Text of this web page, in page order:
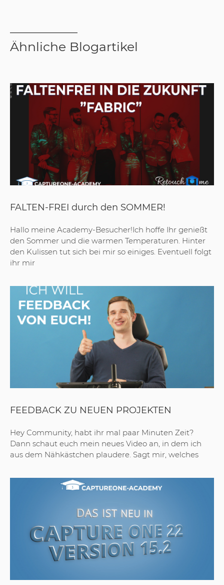
Ähnliche Blogartikel
FALTEN-FREI durch den SOMMER!
Hallo meine Academy-Besucher!Ich hoffe Ihr genießt
den Sommer und die warmen Temperaturen. Hinter
den Kulissen tut sich bei mir so einiges. Eventuell folgt
ihr mir
FEEDBACK ZU NEUEN PROJEKTEN
Hey Community, habt ihr mal paar Minuten Zeit?
Dann schaut euch mein neues Video an, in dem ich
aus dem Nähkästchen plaudere. Sagt mir, welches